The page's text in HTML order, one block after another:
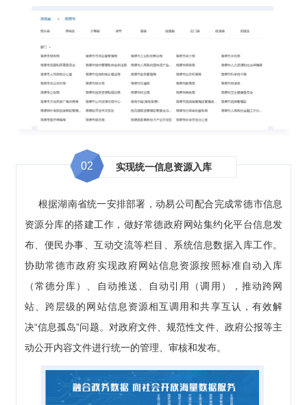
02 实现统一信息资源入库
根据湖南省统一安排部署，动易公司配合完成常德市信息
资源分库的搭建工作，做好常德政府网站集约化平台信息发
布、便民办事、互动交流等栏目、系统信息数据入库工作。
协助常德市政府实现政府网站信息资源按照标准自动入库
（常德分库）、自动推送、自动引用（调用），推动跨网
站、跨层级的网站信息资源相互调用和共享互认，有效解
决“信息孤岛”问题。对政府文件、规范性文件、政府公报等主
动公开内容文件进行统一的管理、审核和发布。